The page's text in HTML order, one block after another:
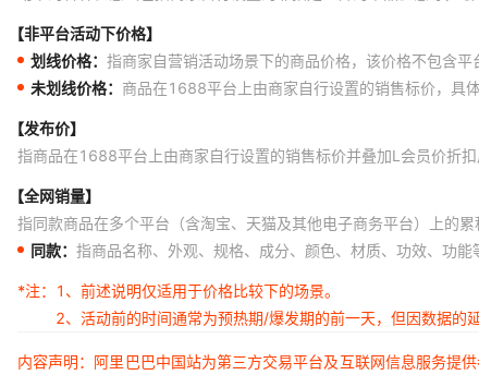
【非平台活动下价格】
划线价格： 指商家自营销活动场景下的商品价格，该价格不包含
未划线价格： 商品在1688平台上由商家自行设置的销售标价，具
【发布价】
指商品在1688平台上由商家自行设置的销售标价并叠加L会员价折扣
【全网销量】
指同款商品在多个平台（含淘宝、天猫及其他电子商务平台）上的累
同款： 指商品名称、外观、规格、成分、颜色、材质、功效、功
*注：
1、前述说明仅适用于价格比较下的场景。
2、活动前的时间通常为预热期/爆发期的前一天，但因数据的
内容声明：阿里巴巴中国站为第三方交易平台及互联网信息服务提